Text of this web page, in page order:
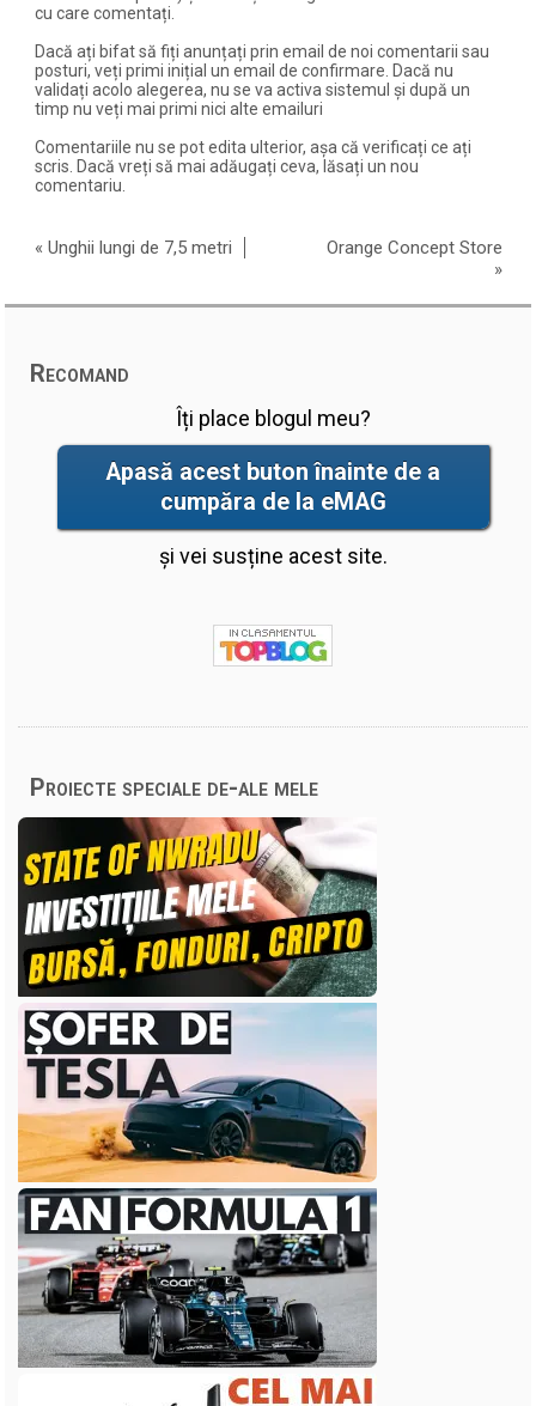
cu care comentați.
Dacă ați bifat să fiți anunțați prin email de noi comentarii sau
posturi, veți primi inițial un email de confirmare. Dacă nu
validați acolo alegerea, nu se va activa sistemul și după un
timp nu veți mai primi nici alte emailuri
Comentariile nu se pot edita ulterior, așa că verificați ce ați
scris. Dacă vreți să mai adăugați ceva, lăsați un nou
comentariu.
«Unghii lungi de 7,5 metri
Orange Concept Store
»
Recomand
Îți place blogul meu?
Apasă acest buton înainte de a
cumpăra de la eMAG
și vei susține acest site.
Proiecte speciale de-ale mele